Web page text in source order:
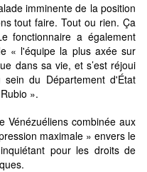
imminente de la position
tout faire. Tout ou rien. Ça
fonctionnaire a également
« l'équipe la plus axée sur
dans sa vie, et s’est réjoui
du Département d'État
».
Vénézuéliens combinée aux
maximale » envers le
pour les droits de